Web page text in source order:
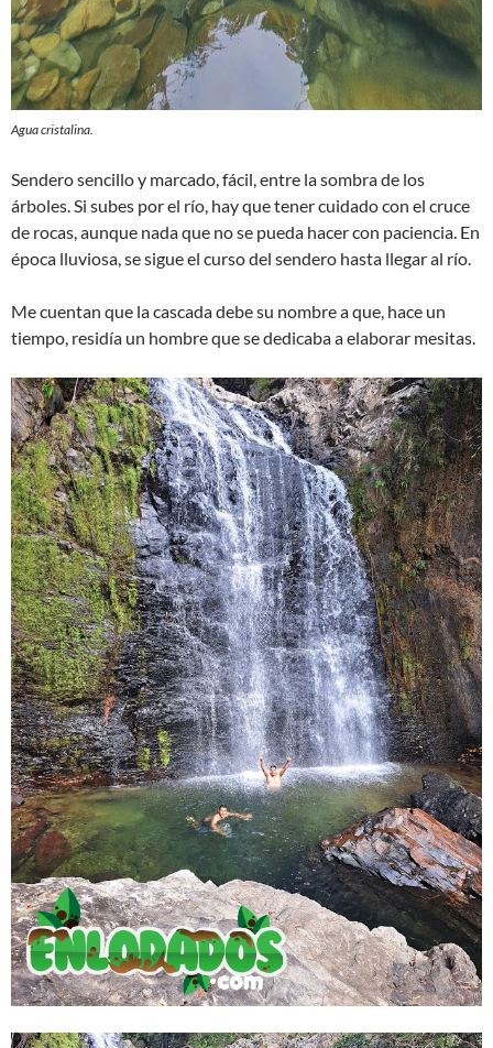
Agua cristalina.
Sendero sencillo y marcado, fácil, entre la sombra de los
árboles. Si subes por el río, hay que tener cuidado con el cruce
de rocas, aunque nada que no se pueda hacer con paciencia. En
época lluviosa, se sigue el curso del sendero hasta llegar al río.
Me cuentan que la cascada debe su nombre a que, hace un
tiempo, residía un hombre que se dedicaba a elaborar mesitas.